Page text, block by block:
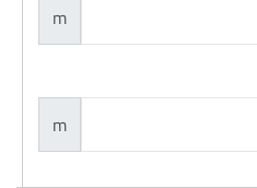
m
m